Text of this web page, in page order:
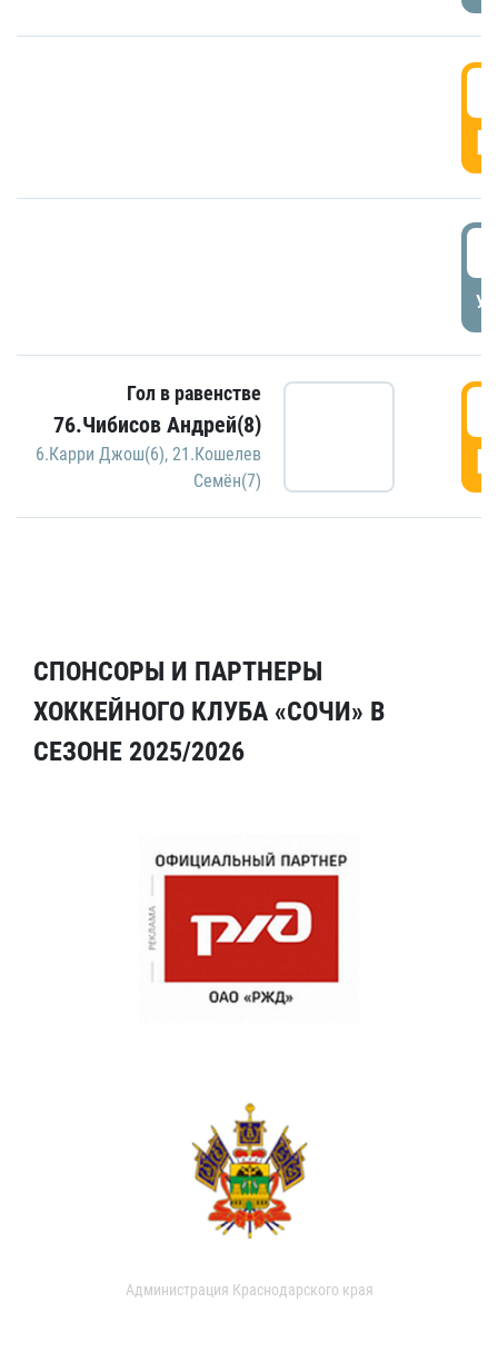
Гол в равенстве
76.Чибисов Андрей(8)
6.Карри Джош(6), 21.Кошелев
Семён(7)
СПОНСОРЫ И ПАРТНЕРЫ
ХОККЕЙНОГО КЛУБА «СОЧИ» В
СЕЗОНЕ 2025/2026
Администрация Краснодарского края